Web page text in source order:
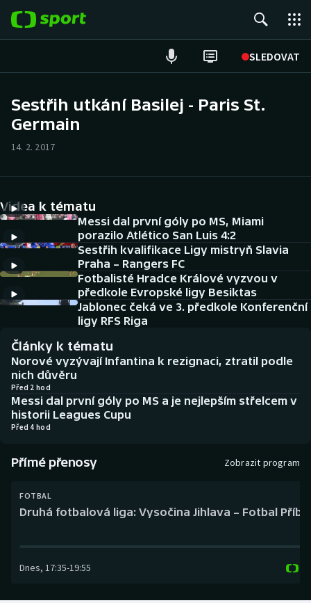
SLEDOVAT
Hokej
Cyklistika
DALŠÍ SPORTY
Americký fotbal
Baseball a softbal
Basketbal
Biatlon
Boby a skeleton
Box
NEPŘEHLÉDNĚTE
Historické návraty
Aplikace ČT sport
AZ kvíz
Sestřih utkání Basilej - Paris St.
Germain
14. 2. 2017
Videa k tématu
Messi dal první góly po MS, Miami
porazilo Atlético San Luis 4:2
Sestřih kvalifikace Ligy mistryň Slavia
Praha – Rangers FC
Fotbalisté Hradce Králové vyzvou v
předkole Evropské ligy Besiktas
Jablonec čeká ve 3. předkole Konferenční
ligy RFS Riga
Články k tématu
Norové vyzývají Infantina k rezignaci, ztratil podle
nich důvěru
Před 2 hod
Messi dal první góly po MS a je nejlepším střelcem v
historii Leagues Cupu
Před 4 hod
Přímé přenosy Zobrazit program
FOTBAL
Druhá fotbalová liga: Vysočina Jihlava – Fotbal
Dnes, 17:35-19:55